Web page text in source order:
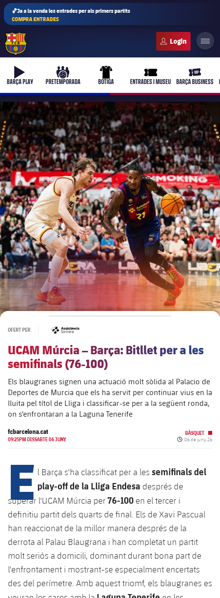
🏀Ja a la venda les entrades per als primers partits
COMPRA ENTRADES
b-play
BARÇA PLAY
culers-ball
PRETEMPORADA
uniform
BOTIGA
ticket-full
ENTRADES I MUSEU
ticket-
BARÇA BUSINESS
plusicon
més
Junta Directiva
Estructura executiva
chevron-right
label.aria.chevronright
Òrgans
chevron-right
label.aria.chevronright
Documents
chevron-right
label.aria.chevronright
Comissions i òrgans
chevron-right
label.aria.chevronright
plusicon
més
Barça Academy
Més que un club
Masia 360
La Masia
plusicon
més
Dècada a dècada
Presidents
Jugadors de llegenda
Entrenadors
Centre de documentació
plusicon
més
Instal·lacions
Spotify Camp Nou
Palau Blaugrana
Estadi Johan Cruyff
OFERT PER
UCAM Múrcia – Barça: Bitllet per a les
semifinals (76-100)
Els blaugranes signen una actuació molt sòlida al Palacio de
Deportes de Murcia que els ha servit per continuar vius en la
lluita pel títol de Lliga i classificar-se per a la següent ronda,
on s'enfrontaran a la Laguna Tenerife
fcbarcelona.cat
09:25PM DISSABTE 06 JUNY
BÀSQUET
Data de
06 de juny 26
E l Barça s'ha classificat per a les semifinals del
play-off de la Lliga Endesa després de
superar l'UCAM Múrcia per76-100 en el tercer i
definitiu partit dels quarts de final. Els de Xavi Pascual
han reaccionat de la millor manera després de la
derrota al Palau Blaugrana i han completat un partit
molt seriós a domicili, dominant durant bona part de
l'enfrontament i mostrant-se especialment encertats
des del perímetre. Amb aquest triomf, els blaugranes es